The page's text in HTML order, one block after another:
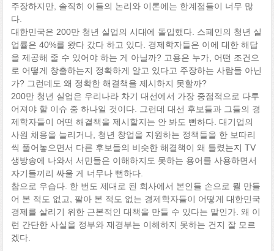
주장하지만, 솔직히 이들의 논리와 이론에는 한계점들이 너무 많
다.
대한민국은 200만 청년 실업의 시대에 돌입했다. 스페인의 청년 실
업률은 40%를 왔다 갔다 하고 있다. 경제학자들은 이에 대한 해답
을 제공해 줄 수 있어야 하는 게 아닐까? 고용은 누가, 어떤 조건으
로 어떻게 창출하는지 정확하게 알고 있다고 주장하는 사람들 아닌
가? 그런데도 왜 정확한 해결책을 제시하지 못할까?
200만 청년 실업은 우리나라 차기 대선에서 가장 중점적으로 다루
어져야 할 이슈 중 하나일 것이다. 그런데 대선 후보들과 그들의 경
제학자들이 어떤 해결책을 제시할지는 안 봐도 뻔하다. 대기업의
사원 채용을 늘리거나, 청년 창업을 지원하는 정책들을 한 보따리
씩 풀어놓으면서 다른 후보들의 비슷한 해결책이 왜 틀렸는지 TV
생방송에 나와서 서민들은 이해하지도 못하는 용어를 사용하면서
자기들끼리 싸울 게 너무나 뻔하다.
참으로 우습다. 한 번도 제대로 된 회사에서 본인들 손으로 뭘 만들
어 본 적도 없고, 팔아 본 적도 없는 경제학자들이 어떻게 대한민국
경제를 살리기 위한 근본적인 대책을 만들 수 있다는 말인가. 왜 이
런 간단한 사실을 정부와 재경부는 이해하지 못하는 건지 잘 모르
겠다.